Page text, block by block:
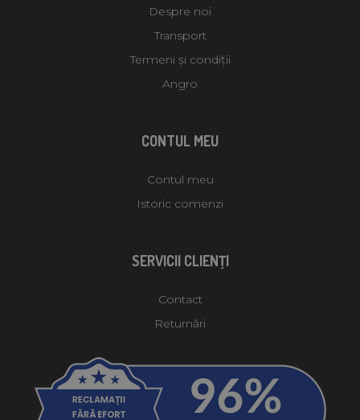
Despre noi
Transport
Termeni și condiții
Angro
CONTUL MEU
Contul meu
Istoric comenzi
SERVICII CLIENŢI
Contact
Returnări